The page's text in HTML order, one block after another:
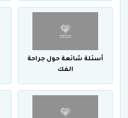
أسئلة شائعة حول جراحة
الفك